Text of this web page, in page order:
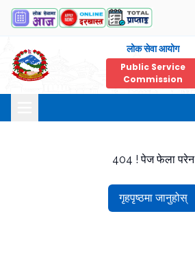
लोक सेवा आयोग
Public Service
Commission
404 ! पेज फेला परेन
गृहपृष्ठमा जानुहोस्